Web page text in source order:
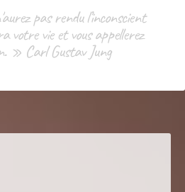
pas rendu l’inconscient
votre vie et vous appellerez
» Carl Gustav Jung